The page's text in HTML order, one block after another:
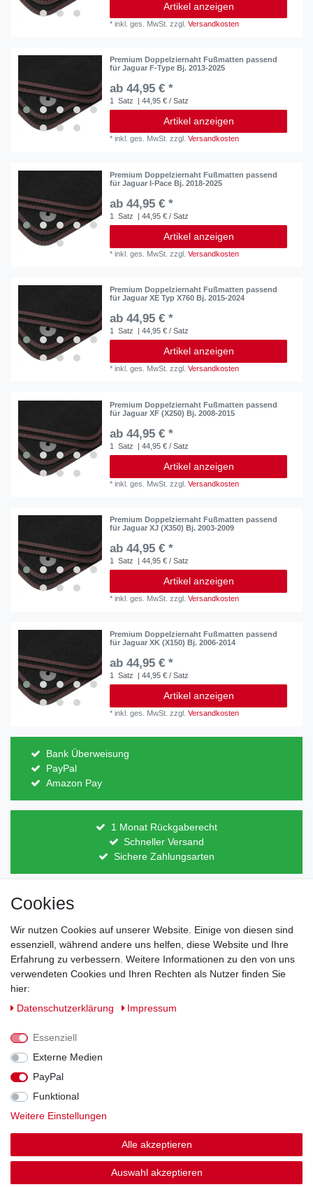
Artikel anzeigen
*inkl. ges. MwSt. zzgl.Versandkosten
Premium Doppelziernaht Fußmatten passend
für Jaguar F-Type Bj. 2013-2025
ab 44,95 € *
1 Satz | 44,95 € / Satz
Artikel anzeigen
*inkl. ges. MwSt. zzgl.Versandkosten
Premium Doppelziernaht Fußmatten passend
für Jaguar I-Pace Bj. 2018-2025
ab 44,95 € *
1 Satz | 44,95 € / Satz
Artikel anzeigen
*inkl. ges. MwSt. zzgl.Versandkosten
Premium Doppelziernaht Fußmatten passend
für Jaguar XE Typ X760 Bj. 2015-2024
ab 44,95 € *
1 Satz | 44,95 € / Satz
Artikel anzeigen
*inkl. ges. MwSt. zzgl.Versandkosten
Premium Doppelziernaht Fußmatten passend
für Jaguar XF (X250) Bj. 2008-2015
ab 44,95 € *
1 Satz | 44,95 € / Satz
Artikel anzeigen
*inkl. ges. MwSt. zzgl.Versandkosten
Premium Doppelziernaht Fußmatten passend
für Jaguar XJ (X350) Bj. 2003-2009
ab 44,95 € *
1 Satz | 44,95 € / Satz
Artikel anzeigen
*inkl. ges. MwSt. zzgl.Versandkosten
Premium Doppelziernaht Fußmatten passend
für Jaguar XK (X150) Bj. 2006-2014
ab 44,95 € *
1 Satz | 44,95 € / Satz
Artikel anzeigen
*inkl. ges. MwSt. zzgl.Versandkosten
Bank Überweisung
PayPal
Amazon Pay
1 Monat Rückgaberecht
Schneller Versand
Sichere Zahlungsarten
Direkt vom Hersteller
Lagerware
Barrierefreiheitserklärung
Cookies
Wir nutzen Cookies auf unserer Website. Einige von diesen sind
essenziell, während andere uns helfen, diese Website und Ihre
Erfahrung zu verbessern. Weitere Informationen zu den von uns
verwendeten Cookies und Ihren Rechten als Nutzer finden Sie
hier:
Daten­schutz­erklärung
Impressum
Essenziell
Externe Medien
PayPal
Funktional
Weitere Einstellungen
Alle akzeptieren
Auswahl akzeptieren